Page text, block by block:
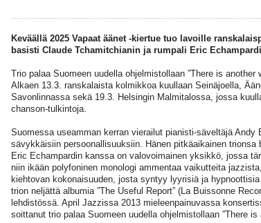
Keväällä 2025 Vapaat äänet -kiertue tuo lavoille
basisti Claude Tchamitchianin ja rumpali Eric
Trio palaa Suomeen uudella ohjelmistollaan ”There is
Alkaen 13.3. ranskalaista kolmikkoa kuullaan Seinäjoella,
Savonlinnassa sekä 19.3. Helsingin Malmitalossa, jossa
chanson-tulkintoja.
Suomessa useamman kerran vierailut pianisti-säveltäjä Andy
sävykkäisiin persoonallisuuksiin. Hänen pitkäaikainen trionsa
Eric Echampardin kanssa on valovoimainen yksikkö, jossa
niin ikään polyfoninen monologi ammentaa vaikutteita
kiehtovan kokonaisuuden, josta syntyy lyyrisiä ja
trion neljättä albumia ”The Useful Report” (La Buissonne
lehdistössä. April Jazzissa 2013 mieleenpainuvassa
soittanut trio palaa Suomeen uudella ohjelmistollaan ”There is